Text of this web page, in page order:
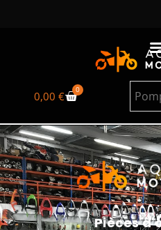
0,00€ 0
Pièces